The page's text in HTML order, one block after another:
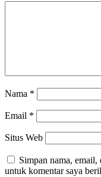
Nama *
Email *
Situs Web
Simpan nama, email,
untuk komentar saya